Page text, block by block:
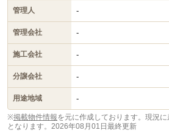
管理人 -
管理会社 -
施工会社 -
分譲会社 -
用途地域 -
※掲載物件情報を元に作成しております。現況
となります。 2026年08月01日最終更新